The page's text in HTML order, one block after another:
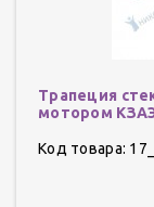
Трапеция
мотором
Код товара: